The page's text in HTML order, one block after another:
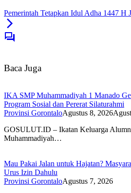
Pemerintah Tetapkan Idul Adha 1447 H
Baca Juga
IKA SMP Muhammadiyah 1 Manado
Program Sosial dan Pererat Silaturahmi
Provinsi GorontaloAgustus 8, 2026
GOSULUT.ID – Ikatan Keluarga
Muhammadiyah…
Mau Pakai Jalan untuk Hajatan?
Urus Izin Dahulu
Provinsi GorontaloAgustus 7, 2026